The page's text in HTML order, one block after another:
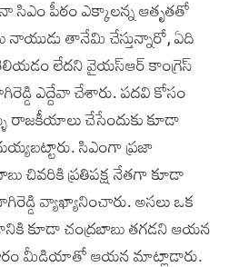
సిఎం పీఠం ఎక్కాలన్న ఆతృతతో
నాయుడు తానేమి చేస్తున్నారో, ఏది
లేదని వైయస్‌ఆర్‌ కాంగ్రెస్‌
ఎద్దేవా చేశారు. పదవి కోసం
రాజకీయాలు చేసేందుకు కూడా
సిఎంగా ప్రజా
చివరికి ప్రతిపక్ష నేతగా కూడా
వ్యాఖ్యానించారు. అసలు ఒక
కూడా చంద్రబాబు తగడని ఆయన
మీడియాతో ఆయన మాట్లాడారు.